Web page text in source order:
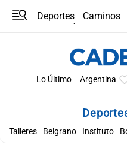
Deportes Caminos
Lo Último Argentina
Talleres Belgrano Instituto